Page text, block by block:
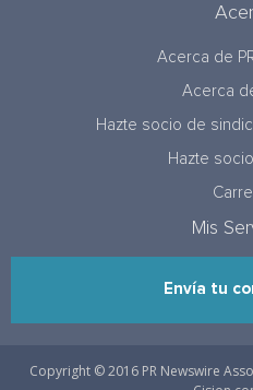
Acerca de
Acerca
Hazte socio de
Hazte
Mis
Envía tu
Copyright © 2016 PR Newswire